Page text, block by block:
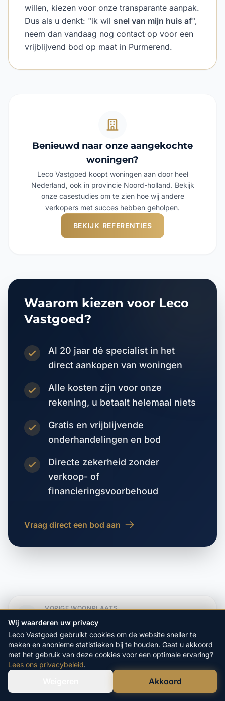
willen, kiezen voor onze transparante aanpak.
Dus als u denkt: "ik wil snel van mijn huis af",
neem dan vandaag nog contact op voor een
vrijblijvend bod op maat in Purmerend.
Benieuwd naar onze aangekochte
woningen?
Leco Vastgoed koopt woningen aan door heel
Nederland, ook in provincie Noord-holland. Bekijk
onze casestudies om te zien hoe wij andere
verkopers met succes hebben geholpen.
BEKIJK REFERENTIES
Waarom kiezen voor Leco
Vastgoed?
Al 20 jaar dé specialist in het
direct aankopen van woningen
Alle kosten zijn voor onze
rekening, u betaalt helemaal niets
Gratis en vrijblijvende
onderhandelingen en bod
Directe zekerheid zonder
verkoop- of
financieringsvoorbehoud
Vraag direct een bod aan
VORIGE WOONPLAATS
Purmerbuurt
VOLGENDE WOONPLAATS
Purmerland
Bel Ons Direct
Wij waarderen uw privacy
Leco Vastgoed gebruikt cookies om de website sneller te
maken en anonieme statistieken bij te houden. Gaat u akkoord
met het gebruik van deze cookies voor een optimale ervaring?
Lees ons privacybeleid.
Akkoord